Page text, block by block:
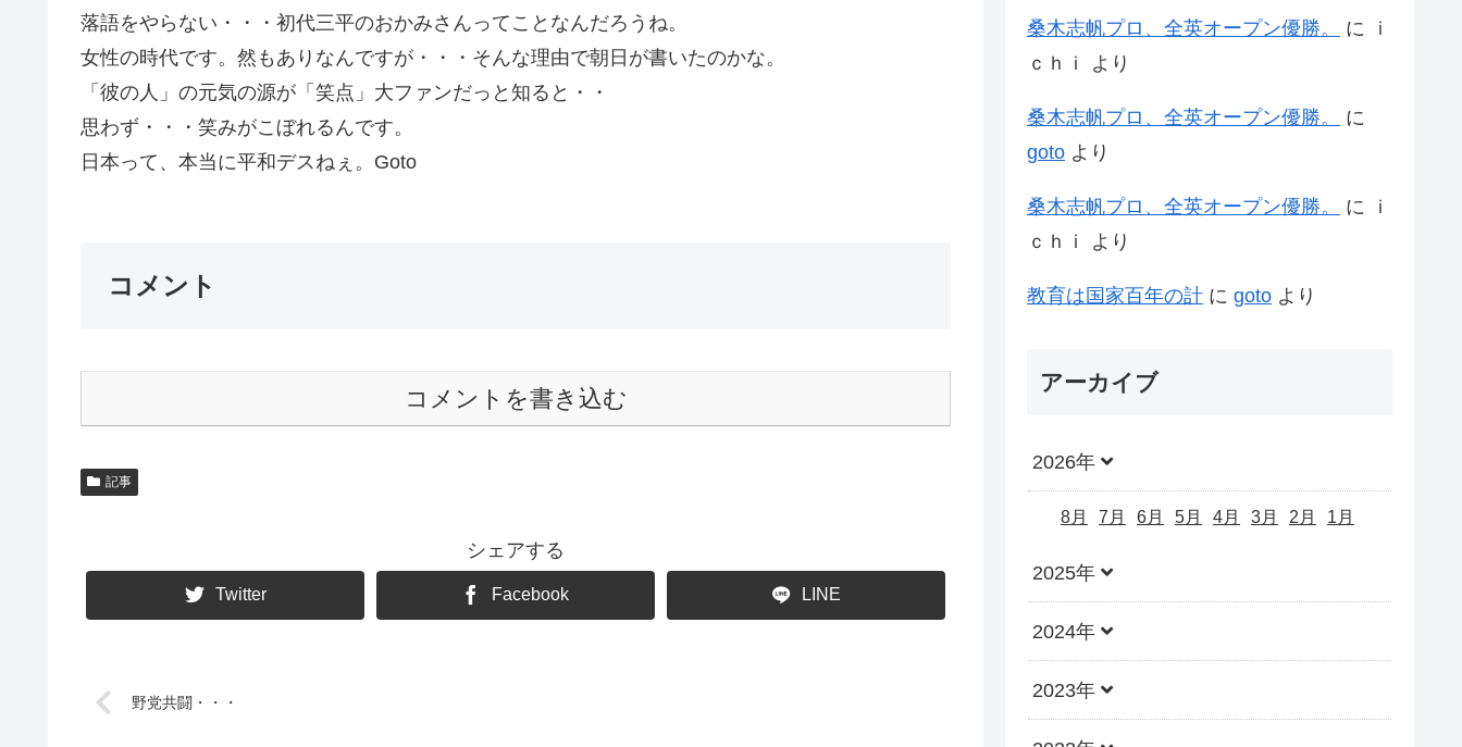
落語をやらない・・・初代三平のおかみさんってことなんだろうね。
女性の時代です。然もありなんですが・・・そんな理由で朝日が書いたのかな。
「彼の人」の元気の源が「笑点」大ファンだっと知ると・・
思わず・・・笑みがこぼれるんです。
日本って、本当に平和デスねぇ。Goto
コメント
コメントを書き込む
記事
シェアする
Twitter Facebook LINE
野党共闘・・・
桑木志帆プロ、全英オープン優勝。 に
ｉ
ｃｈｉ
より
桑木志帆プロ、全英オープン優勝。
に
goto より
桑木志帆プロ、全英オープン優勝。 に
ｉ
ｃｈｉ
より
教育は国家百年の計 に goto より
アーカイブ
2026年
8月 7月 6月 5月 4月 3月 2月 1月
2025年
2024年
2023年